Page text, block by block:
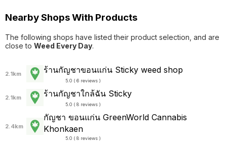
Nearby Shops With Products
The following shops have listed their product selection, and are
close to Weed Every Day.
2.1km ร้านกัญชาขอนแก่น Sticky weed shop
5.0 ( 6 reviews )
2.1km ร้านกัญชาใกล้ฉัน Sticky
5.0 ( 8 reviews )
2.4km
กัญชา ขอนแก่น GreenWorld Cannabis
Khonkaen
5.0 ( 8 reviews )